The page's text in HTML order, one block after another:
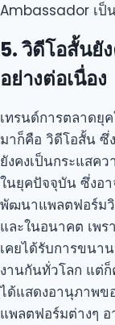
Ambassador เป็
5. วิดีโอสั้นยั
อย่างต่อเนื่อง
เทรนด์การตลาดยุ
มาก็คือ วิดีโอสั้น ซึ่
ยังคงเป็นกระแสค
ในยุคปัจจุบัน ซึ่งอ
พัฒนาแพลตฟอร์มวิ
และในอนาคต เพร
เคยได้รับการขนา
งานกันทั่วโลก แต่ก็
ได้แสดงอานุภาพข
แพลตฟอร์มต่างๆ